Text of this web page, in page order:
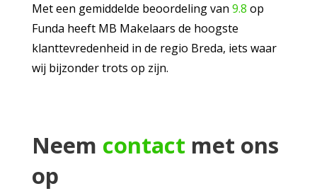
Met een gemiddelde beoordeling van 9.8 op
Funda heeft MB Makelaars de hoogste
klanttevredenheid in de regio Breda, iets waar
wij bijzonder trots op zijn.
Neem contact met ons
op